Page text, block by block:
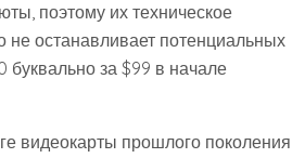
поэтому их техническое
не останавливает потенциальных
буквально за $99 в начале
видеокарты прошлого поколения